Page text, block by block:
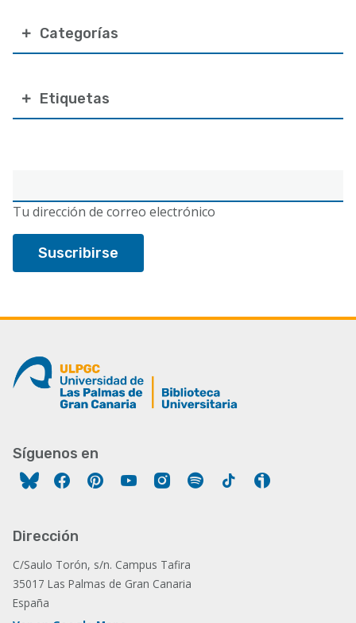
electrónico
Tu dirección de correo electrónico
Categorías
Etiquetas
Síguenos en
FacebookPinterestYouTubeInstagram
Spotify Tiktok
Dirección
C/Saulo Torón, s/n. Campus Tafira
35017 Las Palmas de Gran Canaria
España